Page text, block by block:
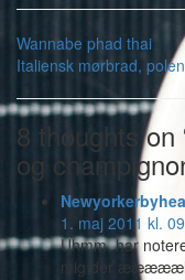
Wannabe phad thai
Italiensk mørbrad,
8 thoughts on
og
1. maj 2011 kl.
Uhmm, har
mig der